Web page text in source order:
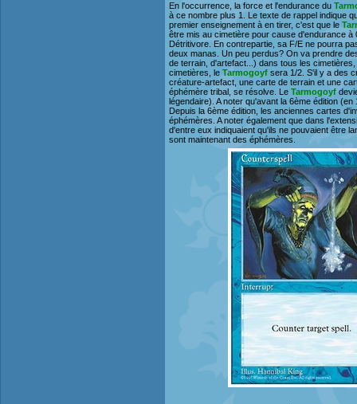
En l'occurrence, la force et l'endurance du
à ce nombre plus 1. Le texte de rappel indique
premier enseignement à en tirer, c'est que le
être mis au cimetière pour cause d'endurance
Détritivore. En contrepartie, sa F/E ne pourra
deux manas. Un peu perdus? On va prendre
de terrain, d'artefact...) dans tous les
cimetières, le Tarmogoyf sera 1/2. S'il y a des
créature-artefact, une carte de terrain et une
éphémère tribal, se résolve. Le Tarmogoyf
légendaire). A noter qu'avant la 6ème édition
Depuis la 6ème édition, les anciennes cartes
éphémères. A noter également que dans
d'entre eux indiquaient qu'ils ne pouvaient être
sont maintenant des éphémères.